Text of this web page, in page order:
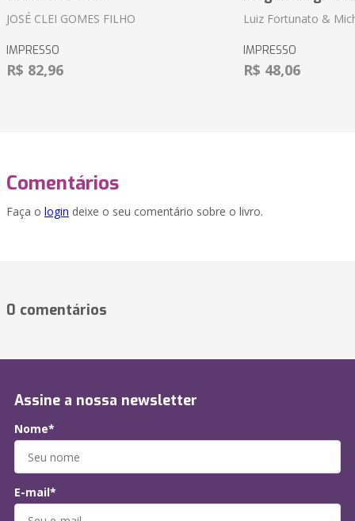
JOSÉ CLEI GOMES FILHO
IMPRESSO
R$ 82,96
Luiz Fortunato &
IMPRESSO
R$ 48,06
Comentários
Faça o login deixe o seu comentário sobre o livro.
0 comentários
Assine a nossa newsletter
Nome*
E-mail*